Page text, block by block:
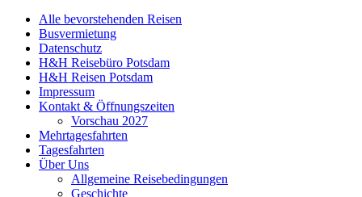
Alle bevorstehenden Reisen
Busvermietung
Datenschutz
H&H Reisebüro Potsdam
H&H Reisen Potsdam
Impressum
Kontakt & Öffnungszeiten
Vorschau 2027
Mehrtagesfahrten
Tagesfahrten
Über Uns
Allgemeine Reisebedingungen
Geschichte